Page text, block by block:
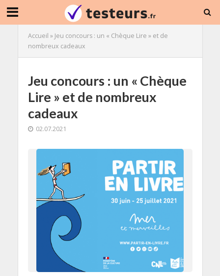
Accueil » Jeu concours : un « Chèque Lire » et de
nombreux cadeaux
Jeu concours : un « Chèque
Lire » et de nombreux
cadeaux
02.07.2021